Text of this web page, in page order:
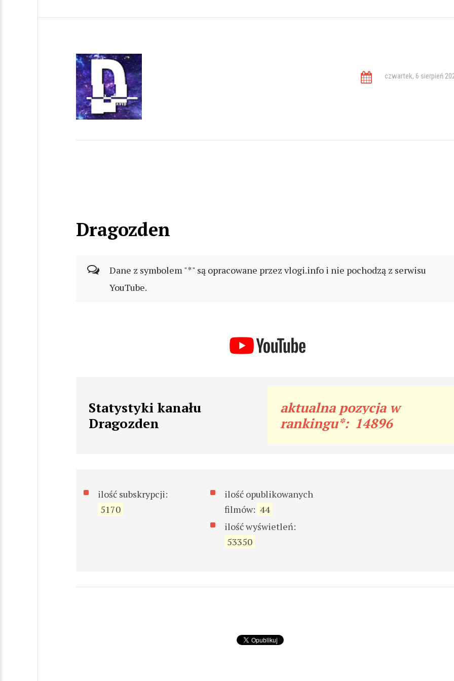
czwartek, 6 sierpień
Dragozden
Dane z symbolem "*" są opracowane przez vlogi.info i nie pochodzą z serwisu
YouTube.
Statystyki kanału
Dragozden
aktualna pozycja w
rankingu*: 14896
ilość subskrypcji:
5170
ilość opublikowanych
filmów: 44
ilość wyświetleń:
53350